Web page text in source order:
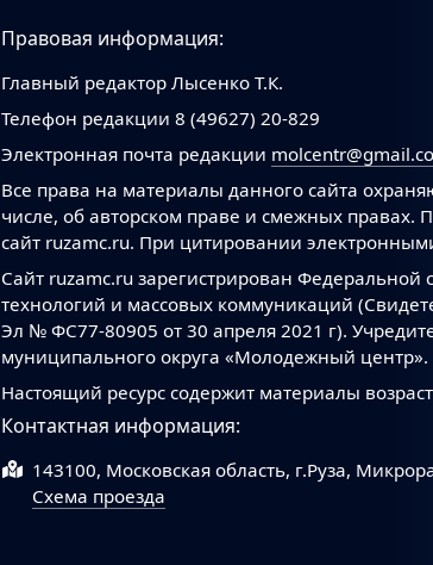
Правовая информация:
Главный редактор Лысенко Т.К.
Телефон редакции 8 (49627) 20-829
Электронная почта редакции
Все права на материалы данного сайта
числе, об авторском праве и смежных правах.
сайт ruzamc.ru. При цитировании
Сайт ruzamc.ru зарегистрирован
технологий и массовых коммуникаций
Эл № ФС77-80905 от 30 апреля 2021 г).
муниципального округа «Молодежный центр».
Настоящий ресурс содержит материалы
Контактная информация:
143100, Московская область, г.Руза,
Схема проезда